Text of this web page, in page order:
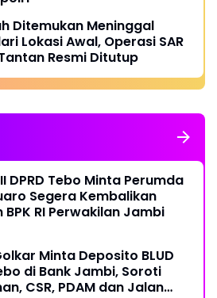
Ditemukan Meninggal
Lokasi Awal, Operasi SAR
Resmi Ditutup
DPRD Tebo Minta Perumda
Segera Kembalikan
BPK RI Perwakilan Jambi
Minta Deposito BLUD
di Bank Jambi, Soroti
CSR, PDAM dan Jalan